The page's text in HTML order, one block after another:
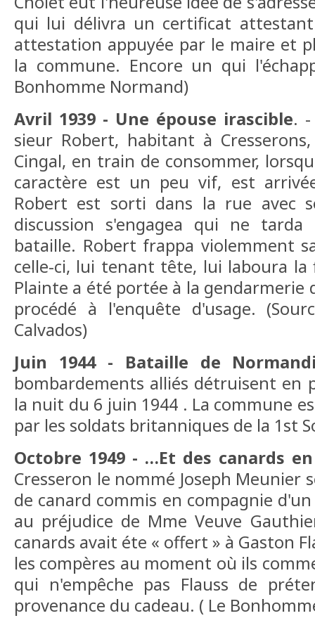
qui lui délivra un certificat
attestation appuyée par le maire et
la commune. Encore un qui
Bonhomme Normand)
Avril 1939 - Une épouse irascible.
sieur Robert, habitant à
Cingal, en train de consommer,
caractère est un peu vif, est
Robert est sorti dans la rue avec
discussion s'engagea qui ne
bataille. Robert frappa violemment
celle-ci, lui tenant tête, lui laboura la
Plainte a été portée à la gendarmerie
procédé à l'enquête d'usage.
Calvados)
Juin 1944 - Bataille de
bombardements alliés détruisent en
la nuit du 6 juin 1944 . La commune
par les soldats britanniques de la 1st
Octobre 1949 - …Et des canards
Cresseron le nommé Joseph Meunier
de canard commis en compagnie
au préjudice de Mme Veuve
canards avait éte « offert » à Gaston
les compères au moment où ils
qui n'empêche pas Flauss de
provenance du cadeau. ( Le